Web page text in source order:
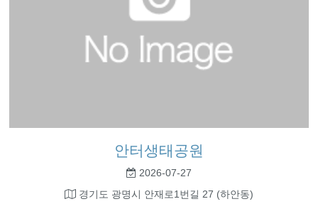
안터생태공원
2026-07-27
경기도 광명시 안재로1번길 27 (하안동)